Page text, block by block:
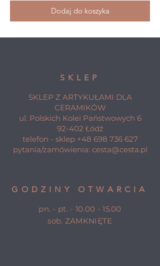
Dodaj do koszyka
SKLEP
SKLEP Z ARTYKUŁAMI DLA
CERAMIKÓW
ul. Polskich Kolei Państwowych 6
92-402 Łódź
telefon - sklep +48 698 736 627
pytania/zamówienia: cesta@cesta.pl
GODZINY OTWARCIA
pn. - pt. - 10.00 - 15.00
sob. ZAMKNIĘTE